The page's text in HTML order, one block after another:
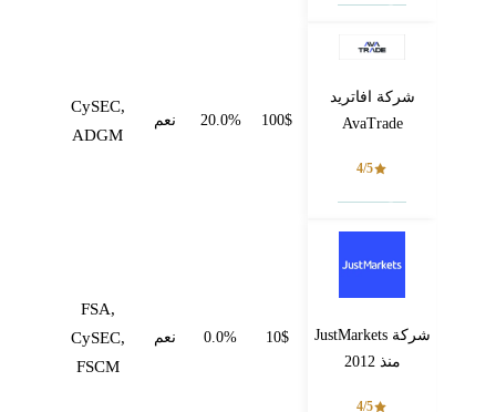
شركة افاتريد
AvaTrade
4/5
100$
20.0% نعم
CySEC,
ADGM
شركة JustMarkets
منذ 2012
4/5
10$
0.0% نعم
FSA,
CySEC,
FSCM